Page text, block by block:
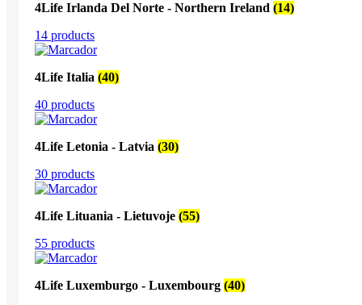
4Life Irlanda Del Norte - Northern Ireland (14)
14 products
4Life Italia (40)
40 products
4Life Letonia - Latvia (30)
30 products
4Life Lituania - Lietuvoje (55)
55 products
4Life Luxemburgo - Luxembourg (40)